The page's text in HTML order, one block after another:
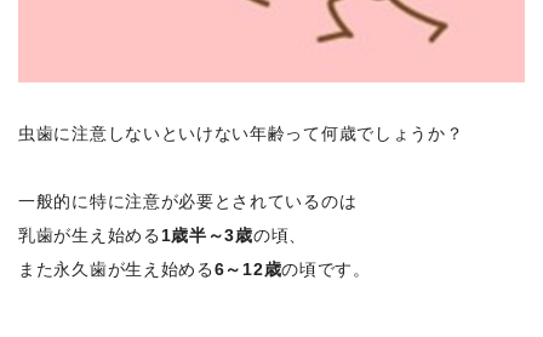
虫歯に注意しないといけない年齢って何歳でしょうか？
一般的に特に注意が必要とされているのは
乳歯が生え始める 1歳半～3歳の頃、
また永久歯が生え始める6～12歳の頃です。